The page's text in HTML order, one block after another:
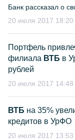
Банк рассказал о
20 июля 2017 18:20
Портфель
филиала ВТБ в
рублей
20 июля 2017 14:48
ВТБ на 35%
кредитов в УрФО
20 июля 2017 13:53